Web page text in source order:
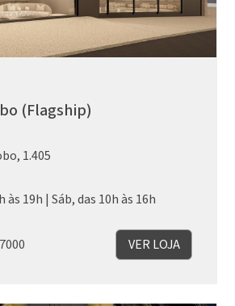
(Flagship)
1.405
às 19h | Sáb, das 10h às 16h
VER LOJA